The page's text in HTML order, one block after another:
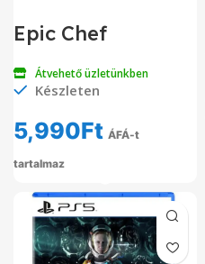
Epic Chef
Átvehető üzletünkben
Készleten
5,990Ft ÁFÁ-t
tartalmaz